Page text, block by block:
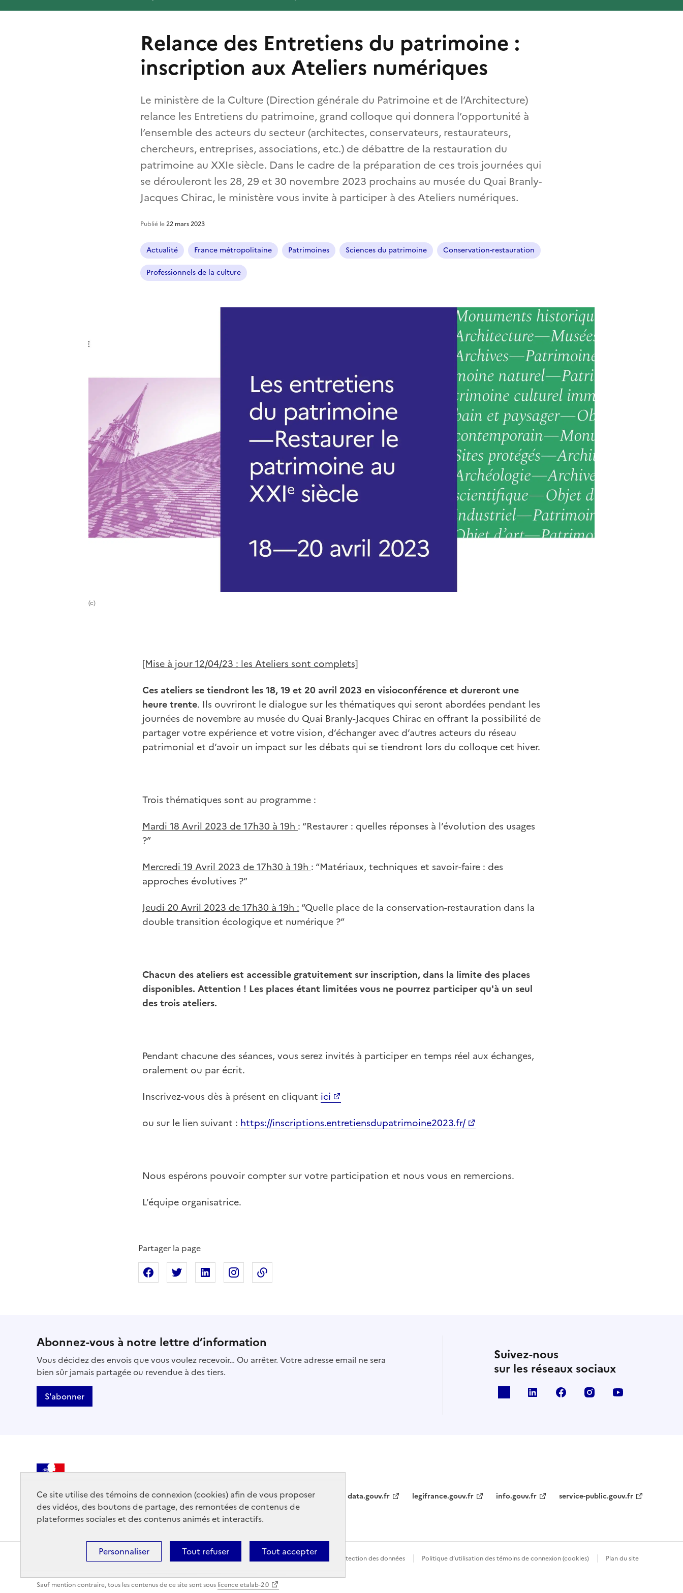
Ce site utilise des témoins de connexion (cookies) afin de vous proposer
des vidéos, des boutons de partage, des remontées de contenus de
plateformes sociales et des contenus animés et interactifs.
Tout accepter
Tout refuser
Personnaliser
Relance des Entretiens du patrimoine :
inscription aux Ateliers numériques
Le ministère de la Culture (Direction générale du Patrimoine et de l’Architecture)
relance les Entretiens du patrimoine, grand colloque qui donnera l’opportunité à
l’ensemble des acteurs du secteur (architectes, conservateurs, restaurateurs,
chercheurs, entreprises, associations, etc.) de débattre de la restauration du
patrimoine au XXIe siècle. Dans le cadre de la préparation de ces trois journées qui
se dérouleront les 28, 29 et 30 novembre 2023 prochains au musée du Quai Branly-
Jacques Chirac, le ministère vous invite à participer à des Ateliers numériques.
Publié le22 mars 2023
Actualité France métropolitaine Patrimoines Sciences du patrimoine Conservation-restauration
Professionnels de la culture
(c)
[Mise à jour 12/04/23 : les Ateliers sont complets]
Ces ateliers se tiendront les 18, 19 et 20 avril 2023 en visioconférence et dureront une
heure trente. Ils ouvriront le dialogue sur les thématiques qui seront abordées pendant les
journées de novembre au musée du Quai Branly-Jacques Chirac en offrant la possibilité de
partager votre expérience et votre vision, d’échanger avec d’autres acteurs du réseau
patrimonial et d’avoir un impact sur les débats qui se tiendront lors du colloque cet hiver.
Trois thématiques sont au programme :
Mardi 18 Avril 2023 de 17h30 à 19h : “Restaurer : quelles réponses à l’évolution des usages
?”
Mercredi 19 Avril 2023 de 17h30 à 19h : “Matériaux, techniques et savoir-faire : des
approches évolutives ?”
Jeudi 20 Avril 2023 de 17h30 à 19h : “Quelle place de la conservation-restauration dans la
double transition écologique et numérique ?”
Chacun des ateliers est accessible gratuitement sur inscription, dans la limite des places
disponibles. Attention ! Les places étant limitées vous ne pourrez participer qu'à un seul
des trois ateliers.
Pendant chacune des séances, vous serez invités à participer en temps réel aux échanges,
oralement ou par écrit.
Inscrivez-vous dès à présent en cliquant ici
ou sur le lien suivant : https://inscriptions.entretiensdupatrimoine2023.fr/
Nous espérons pouvoir compter sur votre participation et nous vous en remercions.
L’équipe organisatrice.
Partager la page
Partager sur Facebook
Partager sur XPartager sur Linkedin
Partager sur Instagram
Abonnez-vous à notre lettre d’information
Vous décidez des envois que vous voulez recevoir… Ou arrêter. Votre adresse email ne sera
bien sûr jamais partagée ou revendue à des tiers.
S'abonner
Suivez-nous
sur les réseaux sociaux
linkedin facebook instagram
DE LA CULTURE data.gouv.fr legifrance.gouv.fr info.gouv.fr service-public.gouv.fr
Politique générale de protection des données Politique d’utilisation des témoins de connexion (cookies) Plan du site
Sauf mention contraire, tous les contenus de ce site sont sous licence etalab-2.0